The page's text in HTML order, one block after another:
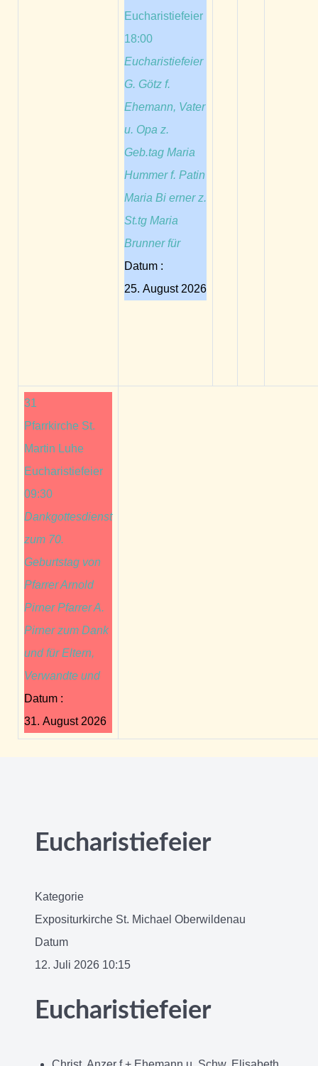
Eucharistiefeier
18:00
Eucharistiefeier
G. Götz f.
Ehemann, Vater
u. Opa z.
Geb.tag Maria
Hummer f. Patin
Maria Bi erner z.
St.tg Maria
Brunner für
Datum :
25. August 2026
31
Pfarrkirche St.
Martin Luhe
Eucharistiefeier
09:30
Dankgottesdienst
zum 70.
Geburtstag von
Pfarrer Arnold
Pirner Pfarrer A.
Pirner zum Dank
und für Eltern,
Verwandte und
Datum :
31. August 2026
Eucharistiefeier
Kategorie
Expositurkirche St. Michael Oberwildenau
Datum
12. Juli 2026 10:15
Eucharistiefeier